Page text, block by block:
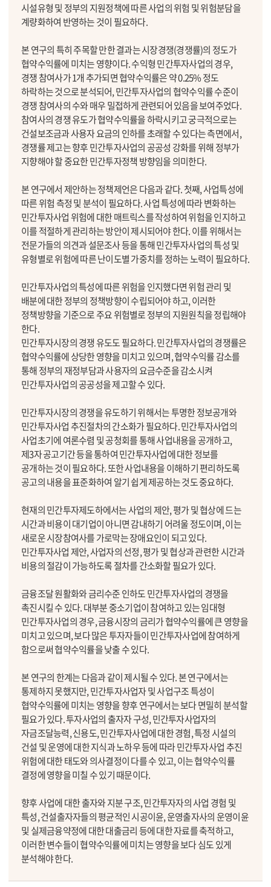
시설유형 및 정부의 지원정책에 따른 사업의 위험 및 위험분담을
계량화하여 반영하는 것이 필요하다.
본 연구의 특히 주목할 만한 결과는 시장경쟁(경쟁률)의 정도가
협약수익률에 미치는 영향이다. 수익형 민간투자사업의 경우,
경쟁 참여사가 1개 추가되면 협약수익률은 약 0.25% 정도
하락하는 것으로 분석되어, 민간투자사업의 협약수익률 수준이
경쟁 참여사의 수와 매우 밀접하게 관련되어 있음을 보여주었다.
참여사의 경쟁 유도가 협약수익률을 하락시키고 궁극적으로는
건설보조금과 사용자 요금의 인하를 초래할 수 있다는 측면에서,
경쟁률 제고는 향후 민간투자사업의 공공성 강화를 위해 정부가
지향해야 할 중요한 민간투자정책 방향임을 의미한다.
본 연구에서 제안하는 정책제언은 다음과 같다. 첫째, 사업특성에
따른 위험 측정 및 분석이 필요하다. 사업 특성에 따라 변화하는
민간투자사업 위험에 대한 매트릭스를 작성하여 위험을 인지하고
이를 적절하게 관리하는 방안이 제시되어야 한다. 이를 위해서는
전문가들의 의견과 설문조사 등을 통해 민간투자사업의 특성 및
유형별로 위험에 따른 난이도별 가중치를 정하는 노력이 필요하다.
민간투자사업의 특성에 따른 위험을 인지했다면 위험 관리 및
배분에 대한 정부의 정책방향이 수립되어야 하고, 이러한
정책방향을 기준으로 주요 위험별로 정부의 지원원칙을 정립해야
한다.
민간투자시장의 경쟁 유도도 필요하다. 민간투자사업의 경쟁률은
협약수익률에 상당한 영향을 미치고 있으며, 협약수익률 감소를
통해 정부의 재정부담과 사용자의 요금수준을 감소시켜
민간투자사업의 공공성을 제고할 수 있다.
민간투자시장의 경쟁을 유도하기 위해서는 투명한 정보공개와
민간투자사업 추진절차의 간소화가 필요하다. 민간투자사업의
사업초기에 여론수렴 및 공청회를 통해 사업내용을 공개하고,
제3자 공고기간 등을 통하여 민간투자사업에 대한 정보를
공개하는 것이 필요하다. 또한 사업내용을 이해하기 편리하도록
공고의 내용을 표준화하여 알기 쉽게 제공하는 것도 중요하다.
현재의 민간투자제도하에서는 사업의 제안, 평가 및 협상에 드는
시간과 비용이 대기업이 아니면 감내하기 어려울 정도이며, 이는
새로운 시장참여사를 가로막는 장애요인이 되고 있다.
민간투자사업 제안, 사업자의 선정, 평가 및 협상과 관련한 시간과
비용의 절감이 가능하도록 절차를 간소화할 필요가 있다.
금융조달 원활화와 금리수준 인하도 민간투자사업의 경쟁을
촉진시킬 수 있다. 대부분 중소기업이 참여하고 있는 임대형
민간투자사업의 경우, 금융시장의 금리가 협약수익률에 큰 영향을
미치고 있으며, 보다 많은 투자자들이 민간투자사업에 참여하게
함으로써 협약수익률을 낮출 수 있다.
본 연구의 한계는 다음과 같이 제시될 수 있다. 본 연구에서는
통제하지 못했지만, 민간투자사업자 및 사업구조 특성이
협약수익률에 미치는 영향을 향후 연구에서는 보다 면밀히 분석할
필요가 있다. 투자사업의 출자자 구성, 민간투자사업자의
자금조달능력, 신용도, 민간투자사업에 대한 경험, 특정 시설의
건설 및 운영에 대한 지식과 노하우 등에 따라 민간투자사업 추진
위험에 대한 태도와 의사결정이 다를 수 있고, 이는 협약수익률
결정에 영향을 미칠 수 있기 때문이다.
향후 사업에 대한 출자와 지분 구조, 민간투자자의 사업 경험 및
특성, 건설출자자들의 평균적인 시공이윤, 운영출자사의 운영이윤
및 실제금융약정에 대한 대출금리 등에 대한 자료를 축적하고,
이러한 변수들이 협약수익률에 미치는 영향을 보다 심도 있게
분석해야 한다.